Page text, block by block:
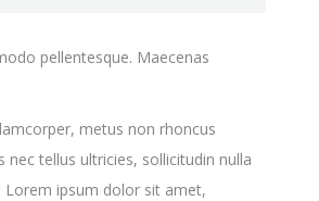
pellentesque. Maecenas
metus non rhoncus
tellus ultricies, sollicitudin nulla
Lorem ipsum dolor sit amet,